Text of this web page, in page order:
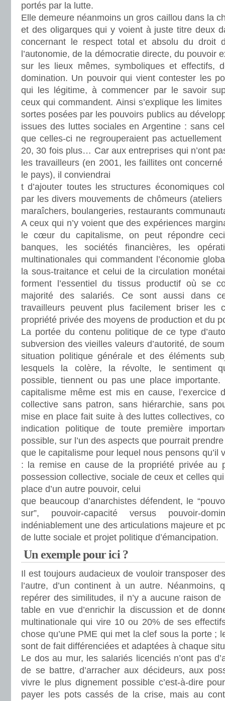
portés par la lutte.
Elle demeure néanmoins un gros caillou dans la
et des oligarques qui y voient à juste titre deux
concernant le respect total et absolu du droit
l’autonomie, de la démocratie directe, du pouvoir
sur les lieux mêmes, symboliques et effectifs,
domination. Un pouvoir qui vient contester les
qui les légitime, à commencer par le savoir
ceux qui commandent. Ainsi s’explique les
sortes posées par les pouvoirs publics au
issues des luttes sociales en Argentine : sans
que celles-ci ne regrouperaient pas
20, 30 fois plus… Car aux entreprises qui n’ont
les travailleurs (en 2001, les faillites ont
le pays), il conviendrai
t d’ajouter toutes les structures économiques
par les divers mouvements de chômeurs
maraîchers, boulangeries, restaurants
A ceux qui n’y voient que des expériences
le cœur du capitalisme, on peut répondre
banques, les sociétés financières, les
multinationales qui commandent l’économie
la sous-traitance et celui de la circulation
forment l’essentiel du tissus productif où se
majorité des salariés. Ce sont aussi dans
travailleurs peuvent plus facilement briser les
propriété privée des moyens de production et du
La portée du contenu politique de ce type
subversion des vieilles valeurs d’autorité, de
situation politique générale et des éléments
lesquels la colère, la révolte, le sentiment
possible, tiennent ou pas une place
capitalisme même est mis en cause, l’exercice
collective sans patron, sans hiérarchie, sans
mise en place fait suite à des luttes collectives,
indication politique de toute première
possible, sur l’un des aspects que pourrait prendre
que le capitalisme pour lequel nous pensons qu’il
: la remise en cause de la propriété privée au
possession collective, sociale de ceux et celles
place d’un autre pouvoir, celui
que beaucoup d’anarchistes défendent, le
sur”, pouvoir-capacité versus pouvoir-
indéniablement une des articulations majeure et
de lutte sociale et projet politique d’émancipation.
Un exemple pour ici ?
Il est toujours audacieux de vouloir transposer
l’autre, d’un continent à un autre. Néanmoins,
repérer des similitudes, il n’y a aucune raison
table en vue d’enrichir la discussion et de
multinationale qui vire 10 ou 20% de ses
chose qu’une PME qui met la clef sous la porte ;
sont de fait différenciées et adaptées à chaque
Le dos au mur, les salariés licenciés n’ont pas
de se battre, d’arracher aux décideurs, aux
vivre le plus dignement possible c’est-à-dire
payer les pots cassés de la crise, mais au